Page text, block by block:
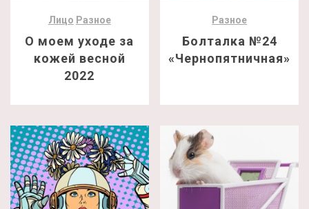
Лицо Разное
О моем уходе за
кожей весной
2022
Разное
Болталка №24
«Чернопятничная»